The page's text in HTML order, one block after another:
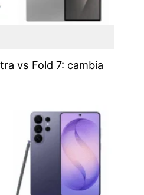
vs Fold 7: cambia